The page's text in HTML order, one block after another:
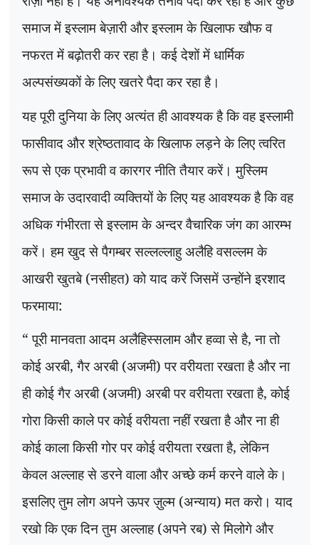
समाज में इस्लाम बेज़ारी और इस्लाम के खिलाफ खौफ व
नफरत में बढ़ोतरी कर रहा है। कई देशों में धार्मिक
अल्पसंख्यकों के लिए खतरे पैदा कर रहा है।
यह पूरी दुनिया के लिए अत्यंत ही आवश्यक है कि वह इस्लामी
फासीवाद और श्रेष्ठतावाद के खिलाफ लड़ने के लिए त्वरित
रूप से एक प्रभावी व कारगर नीति तैयार करें। मुस्लिम
समाज के उदारवादी व्यक्तियों के लिए यह आवश्यक है कि वह
अधिक गंभीरता से इस्लाम के अन्दर वैचारिक जंग का आरम्भ
करें। हम खुद से पैगम्बर सल्लल्लाहु अलैहि वसल्लम के
आखरी खुतबे (नसीहत) को याद करें जिसमें उन्होंने इरशाद
फरमाया:
“पूरी मानवता आदम अलैहिस्सलाम और हव्वा से है,ना तो
कोई अरबी,गैर अरबी (अजमी) पर वरीयता रखता है और ना
ही कोई गैर अरबी (अजमी) अरबी पर वरीयता रखता है,कोई
गोरा किसी काले पर कोई वरीयता नहीं रखता है और ना ही
कोई काला किसी गोर पर कोई वरीयता रखता है,लेकिन
केवल अल्लाह से डरने वाला और अच्छे कर्म करने वाले के।
इसलिए तुम लोग अपने ऊपर ज़ुल्म (अन्याय) मत करो। याद
रखो कि एक दिन तुम अल्लाह (अपने रब) से मिलोगे और